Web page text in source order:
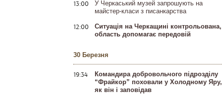
13:00
У Черкаський музей запрошують на
майстер-класи з писанкарства
12:00
Ситуація на Черкащині контрольована,
область допомагає передовій
30 Березня
19:34
Командира добровольчого підрозділу
“Фрайкор” поховали у Холодному Яру,
як він і заповідав